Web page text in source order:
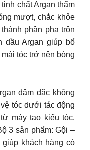
chất Argan thẩm
mượt, chắc khỏe
phần pha trộn
dầu Argan giúp bổ
tóc trở nên bóng
đậm đặc không
tóc dưới tác động
máy tạo kiểu tóc.
3 sản phẩm: Gội –
khách hàng có